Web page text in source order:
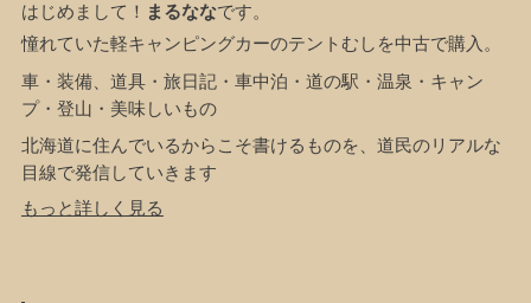
はじめまして！ まるななです。
憧れていた軽キャンピングカーのテントむしを中古で購入。
車・装備、道具・旅日記・車中泊・道の駅・温泉・キャン
プ・登山・美味しいもの
北海道に住んでいるからこそ書けるものを、道民のリアルな
目線で発信していきます
もっと詳しく見る